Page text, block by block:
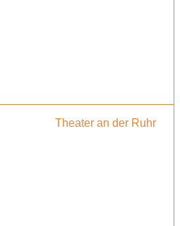
Theater an der Ruhr